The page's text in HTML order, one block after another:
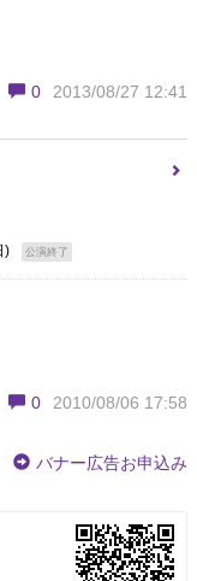
0 2013/08/27 12:41
)
公演終了
0 2010/08/06 17:58
バナー広告お申込み